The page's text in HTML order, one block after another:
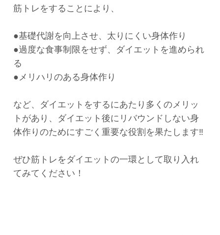
筋トレをすることにより、
●基礎代謝を向上させ、太りにくい身体作り
●過度な食事制限をせず、ダイエットを進められ
る
●メリハリのある身体作り
など、ダイエットをするにあたり多くのメリッ
トがあり、ダイエット後にリバウンドしない身
体作りのためにすごく重要な役割を果たします‼️
ぜひ筋トレをダイエットの一環として取り入れ
てみてください！